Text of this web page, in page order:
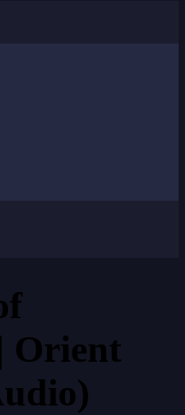
Orient